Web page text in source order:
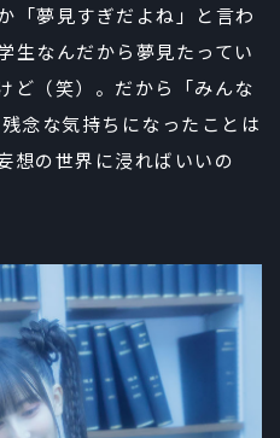
「夢見すぎだよね」と言わ
生なんだから夢見たってい
ど（笑）。だから「みんな
念な気持ちになったことは
想の世界に浸ればいいの